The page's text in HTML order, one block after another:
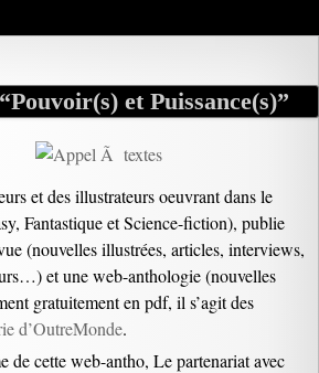
et Puissance(s)”
et des illustrateurs oeuvrant dans le
Fantastique et Science-fiction), publie
(nouvelles illustrées, articles, interviews,
et une web-anthologie (nouvelles
gratuitement en pdf, il s’agit des
d’OutreMonde.
de cette web-antho, Le partenariat avec